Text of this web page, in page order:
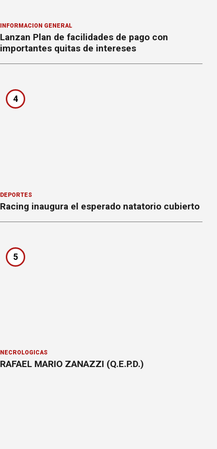
INFORMACION GENERAL
Lanzan Plan de facilidades de pago con
importantes quitas de intereses
4
DEPORTES
Racing inaugura el esperado natatorio cubierto
5
NECROLÓGICAS
RAFAEL MARIO ZANAZZI (Q.E.P.D.)